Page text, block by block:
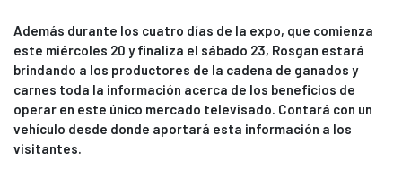
Además durante los cuatro días de la expo, que comienza
este miércoles 20 y finaliza el sábado 23, Rosgan estará
brindando a los productores de la cadena de ganados y
carnes toda la información acerca de los beneficios de
operar en este único mercado televisado. Contará con un
vehículo desde donde aportará esta información a los
visitantes.